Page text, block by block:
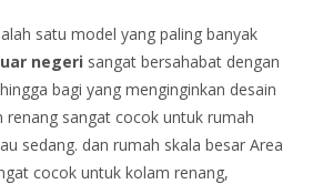
satu model yang paling banyak
negeri sangat bersahabat dengan
bagi yang menginginkan desain
renang sangat cocok untuk rumah
sedang. dan rumah skala besar Area
cocok untuk kolam renang,